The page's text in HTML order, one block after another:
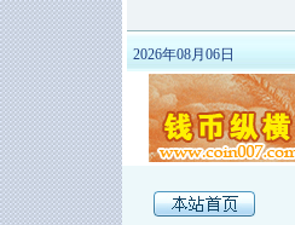
2026年08月06日